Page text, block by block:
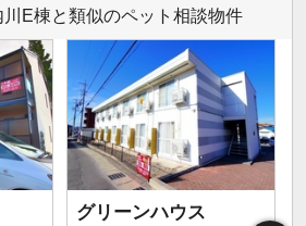
E棟と類似のペット相談物件
グリーンハウス